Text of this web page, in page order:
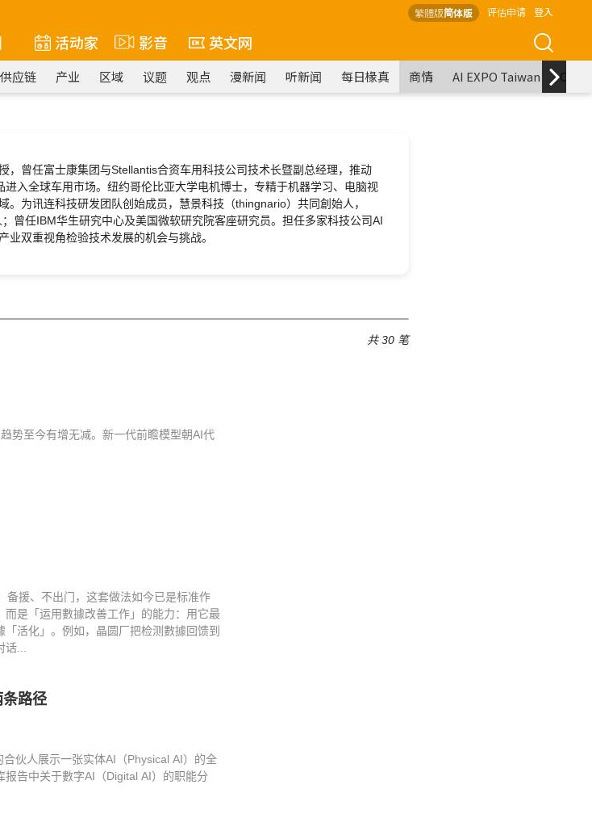
繁體版简体版 评估申请 登入
活动家 影音 英文网
应链 产业 区域 议题 观点 漫新闻 听新闻 每日椽真 商情 AI EXPO Taiwan
，曾任富士康集团与Stellantis合资车用科技公司技术长暨副总经理，推动
进入全球车用市场。纽约哥伦比亚大学电机博士，专精于机器学习、电脑视
。为讯连科技研发团队创始成员，慧景科技（thingnario）共同創始人，
曾任IBM华生研究中心及美国微软研究院客座研究员。担任多家科技公司AI
业双重视角检验技术发展的机会与挑战。
共 30 笔
势至今有增无减。新一代前瞻模型朝AI代
备援、不出门，这套做法如今已是标准作
是「运用數據改善工作」的能力：用它最
活化」。例如，晶圆厂把检测數據回馈到
...
路径
伙人展示一张实体AI（Physical AI）的全
告中关于數字AI（Digital AI）的职能分